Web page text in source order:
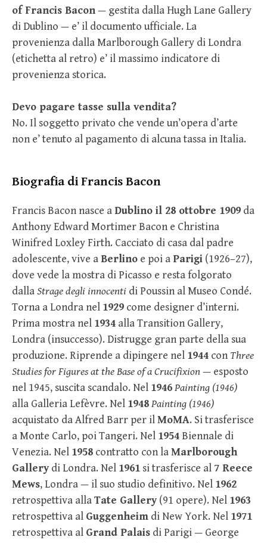
of Francis Bacon— gestita dalla Hugh Lane Gallery
di Dublino — e’ il documento ufficiale. La
provenienza dalla Marlborough Gallery di Londra
(etichetta al retro) e’ il massimo indicatore di
provenienza storica.
Devo pagare tasse sulla vendita?
No. Il soggetto privato che vende un’opera d’arte
non e’ tenuto al pagamento di alcuna tassa in Italia.
Biografia di Francis Bacon
Francis Bacon nasce aDublino il 28 ottobre 1909 da
Anthony Edward Mortimer Bacon e Christina
Winifred Loxley Firth. Cacciato di casa dal padre
adolescente, vive aBerlino e poi aParigi (1926–27),
dove vede la mostra di Picasso e resta folgorato
dallaStrage degli innocenti di Poussin al Museo Condé.
Torna a Londra nel 1929 come designer d’interni.
Prima mostra nel 1934 alla Transition Gallery,
Londra (insuccesso). Distrugge gran parte della sua
produzione. Riprende a dipingere nel 1944 con Three
Studies for Figures at the Base of a Crucifixion— esposto
nel 1945, suscita scandalo. Nel 1946Painting (1946)
alla Galleria Lefèvre. Nel 1948Painting (1946)
acquistato da Alfred Barr per ilMoMA. Si trasferisce
a Monte Carlo, poi Tangeri. Nel 1954Biennale di
Venezia. Nel 1958 contratto con laMarlborough
Gallery di Londra. Nel 1961 si trasferisce al 7 Reece
Mews, Londra — il suo studio definitivo. Nel 1962
retrospettiva allaTate Gallery (91 opere). Nel 1963
retrospettiva al Guggenheim di New York. Nel 1971
retrospettiva al Grand Palais di Parigi — George